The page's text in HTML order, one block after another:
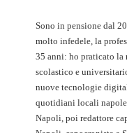
Sono in pensione dal
molto infedele, la
35 anni: ho praticato la
scolastico e
nuove tecnologie
quotidiani locali
Napoli, poi redattore